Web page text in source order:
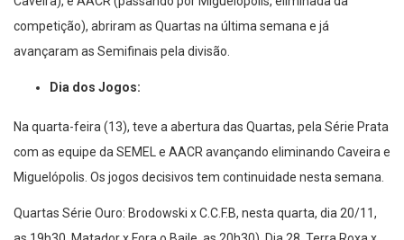
Caveira), e AACR (passando por Miguelópolis, eliminada da
competição), abriram as Quartas na última semana e já
avançaram as Semifinais pela divisão.
Dia dos Jogos:
Na quarta-feira (13), teve a abertura das Quartas, pela Série Prata
com as equipe da SEMEL e AACR avançando eliminando Caveira e
Miguelópolis. Os jogos decisivos tem continuidade nesta semana.
Quartas Série Ouro: Brodowski x C.C.F.B, nesta quarta, dia 20/11,